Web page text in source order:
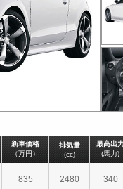
新車価格
（万円）
排気量
(cc)
最高出
(馬力)
835 2480 340